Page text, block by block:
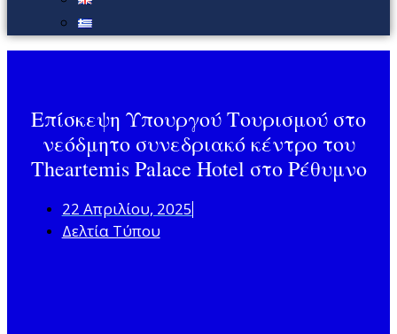
Επίσκεψη Υπουργού Τουρισμού στο
νεόδμητο συνεδριακό κέντρο του
Theartemis Palace Hotel στο Ρέθυμνο
22 Απριλίου, 2025
Δελτία Τύπου